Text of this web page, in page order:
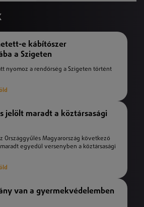
e kábítószer
a Szigeten
nyomoz a rendőrség a Szigeten történt
jelölt maradt a köztársasági
Országgyűlés Magyarország következő
egyedül versenyben a köztársasági
van a gyermekvédelemben